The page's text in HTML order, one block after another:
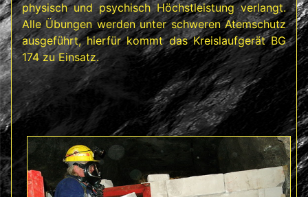
physisch und psychisch Höchstleistung verlangt.
Alle Übungen werden unter schweren Atemschutz
ausgeführt, hierfür kommt das Kreislaufgerät BG
174 zu Einsatz.